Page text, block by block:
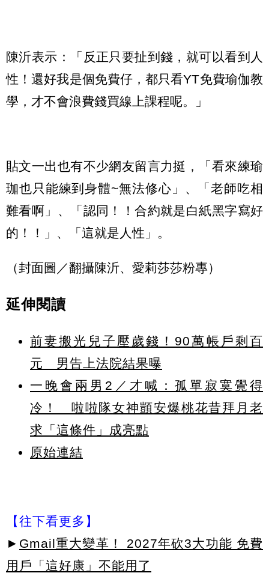
陳沂表示：「反正只要扯到錢，就可以看到人
性！還好我是個免費仔，都只看YT免費瑜伽教
學，才不會浪費錢買線上課程呢。」
貼文一出也有不少網友留言力挺，「看來練瑜
珈也只能練到身體~無法修心」、「老師吃相
難看啊」、「認同！！合約就是白紙黑字寫好
的！！」、「這就是人性」。
（封面圖／翻攝陳沂、愛莉莎莎粉專）
延伸閱讀
前妻搬光兒子壓歲錢！90萬帳戶剩百
元 男告上法院結果曝
一晚會兩男2／才喊：孤單寂寞覺得
冷！ 啦啦隊女神顗安爆桃花昔拜月老
求「這條件」成亮點
原始連結
【往下看更多】
► Gmail重大變革！ 2027年砍3大功能 免費
用戶「這好康」不能用了